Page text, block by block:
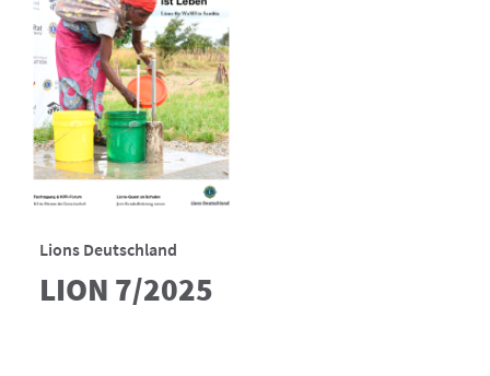
Lions Deutschland
LION 7/2025